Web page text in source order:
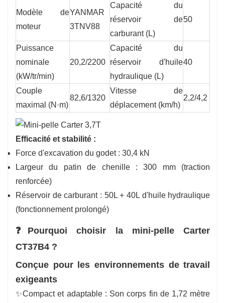
Modèle de
moteur
YANMAR
3TNV88
Capacité du
réservoir de
carburant (L)
50
Puissance
nominale
(kW/tr/min)
20,2/2200
Capacité du
réservoir d'huile
hydraulique (L)
40
Couple
maximal (N·m)
82,6/1320
Vitesse de
déplacement (km/h)
2,2/4,2
Efficacité et stabilité :
Force d'excavation du godet : 30,4 kN
Largeur du patin de chenille : 300 mm (traction
renforcée)
Réservoir de carburant : 50L + 40L d'huile hydraulique
(fonctionnement prolongé)
❓Pourquoi choisir la mini-pelle Carter
CT37B4 ?
Conçue pour les environnements de travail
exigeants
✨Compact et adaptable : Son corps fin de 1,72 mètre